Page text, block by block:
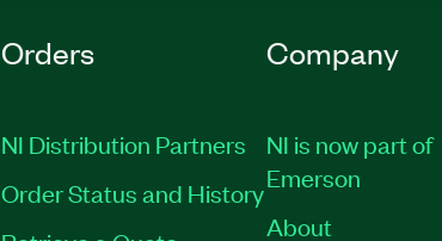
Orders
NI Distribution Partners
Order Status and History
Company
NI is now part of
Emerson
About